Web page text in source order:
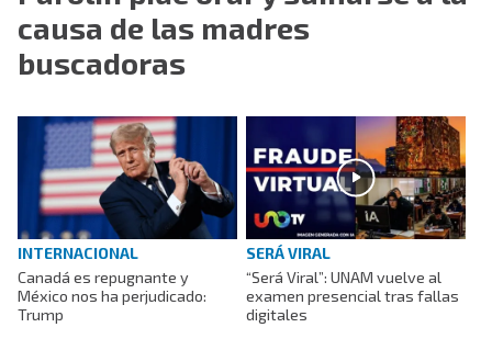
causa de las madres
buscadoras
INTERNACIONAL
Canadá es repugnante y
México nos ha perjudicado:
Trump
SERÁ VIRAL
“Será Viral”: UNAM vuelve al
examen presencial tras fallas
digitales